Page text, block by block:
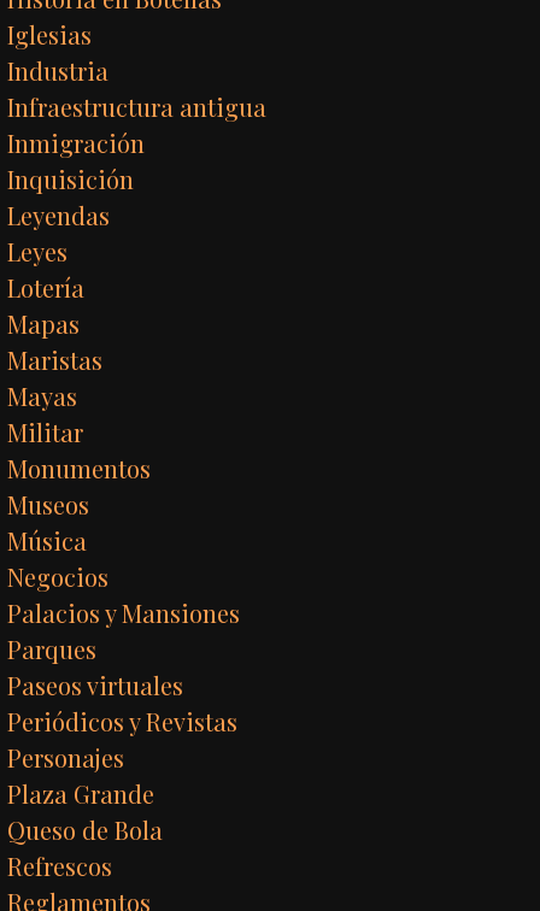
Iglesias
Industria
Infraestructura antigua
Inmigración
Inquisición
Leyendas
Leyes
Lotería
Mapas
Maristas
Mayas
Militar
Monumentos
Museos
Música
Negocios
Palacios y Mansiones
Parques
Paseos virtuales
Periódicos y Revistas
Personajes
Plaza Grande
Queso de Bola
Refrescos
Reglamentos